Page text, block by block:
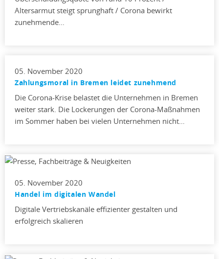
Altersarmut steigt sprunghaft / Corona bewirkt
zunehmende…
05. November 2020
Zahlungsmoral in Bremen leidet zunehmend
Die Corona-Krise belastet die Unternehmen in Bremen
weiter stark. Die Lockerungen der Corona-Maßnahmen
im Sommer haben bei vielen Unternehmen nicht…
05. November 2020
Handel im digitalen Wandel
Digitale Vertriebskanäle effizienter gestalten und
erfolgreich skalieren